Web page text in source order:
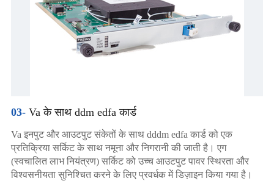
03-Va के साथ ddm edfa कार्ड
Va इनपुट और आउटपुट संकेतों के साथ dddm edfa कार्ड को एक
प्रतिक्रिया सर्किट के साथ नमूना और निगरानी की जाती है। एग
(स्वचालित लाभ नियंत्रण) सर्किट को उच्च आउटपुट पावर स्थिरता और
विश्वसनीयता सुनिश्चित करने के लिए प्रवर्धक में डिज़ाइन किया गया है।